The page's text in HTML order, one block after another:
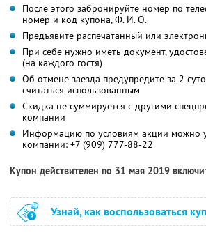
После этого забронируйте номер по
номер и код купона, Ф. И. О.
Предъявите распечатанный или
При себе нужно иметь документ,
(на каждого гостя)
Об отмене заезда предупредите за 2
считаться использованным
Скидка не суммируется с другими
компании
Информацию по условиям акции можно
компании: +7 (909) 777-88-22
Купон действителен по 31 мая 2019
Узнай, как воспользоваться